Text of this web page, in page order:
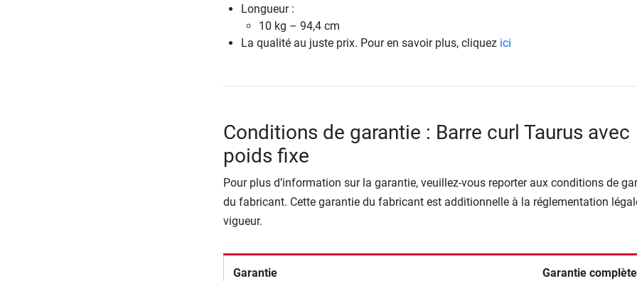
Longueur :
10 kg – 94,4 cm
La qualité au juste prix. Pour en savoir plus, cliquez ici
Conditions de garantie : Barre curl Taurus avec
poids fixe
Pour plus d’information sur la garantie, veuillez-vous reporter aux conditions de
du fabricant. Cette garantie du fabricant est additionnelle à la réglementation
vigueur.
Garantie Garantie complète